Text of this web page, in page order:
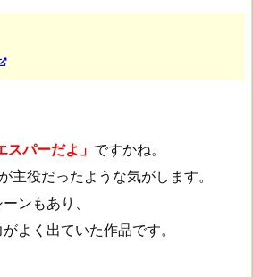
スパーだよ」 ですかね。
主役だったような気がします。
ンもあり、
よく出ていた作品です。